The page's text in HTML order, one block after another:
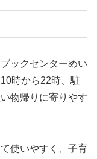
ックセンターめい
時から22時、駐
物帰りに寄りやす
使いやすく、子育